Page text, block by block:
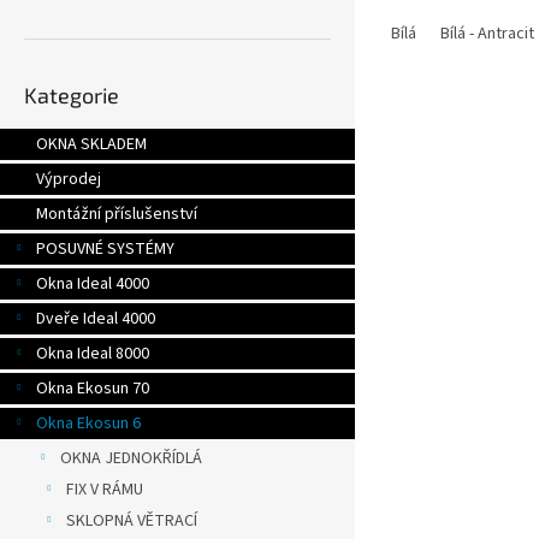
kategorie
Kategorie
OKNA SKLADEM
Výprodej
Montážní příslušenství
POSUVNÉ SYSTÉMY
Okna Ideal 4000
Dveře Ideal 4000
Okna Ideal 8000
Okna Ekosun 70
Okna Ekosun 6
OKNA JEDNOKŘÍDLÁ
FIX V RÁMU
SKLOPNÁ VĚTRACÍ
Bílá Bílá - Antracit